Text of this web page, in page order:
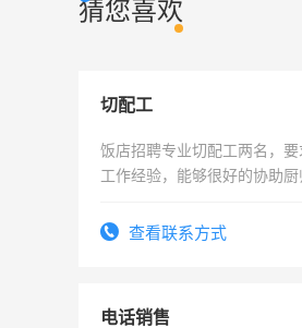
猜您喜欢
切配工
饭店招聘专业切配工两名，要
工作经验，能够很好的协助厨
4500。查看联系方式
电话销售